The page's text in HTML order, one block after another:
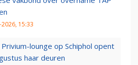
15:33
lounge op Schiphol opent
haar deuren